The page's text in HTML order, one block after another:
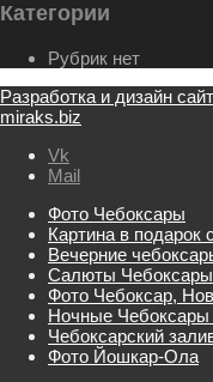
Категории
Рубрик нет
Разработка и дизайн
miraks.biz
Vk
Mail
Фото Чебоксары
Картина в подарок
Вечерние
Салюты Чебоксары
Фото Чебоксар,
Ночные
Чебоксарский
Фото Йошкар-Ола